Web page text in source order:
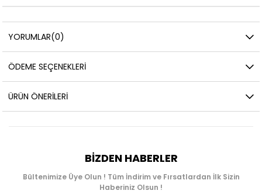
YORUMLAR(0)
ÖDEME SEÇENEKLERI
ÜRÜN ÖNERILERI
BIZDEN HABERLER
Bültenimize Üye Olun ! Tüm İndirim ve Fırsatlardan İlk Sizin
Haberiniz Olsun !